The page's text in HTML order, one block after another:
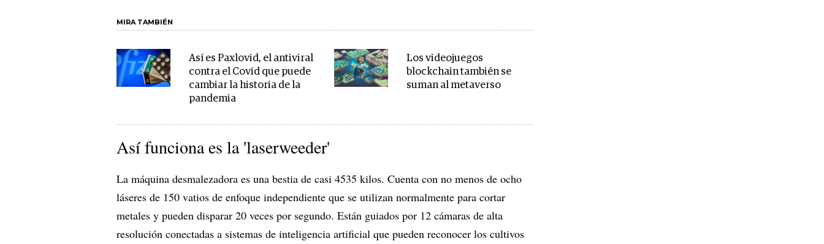
MIRA TAMBIÉN
Así es Paxlovid, el antiviral
contra el Covid que puede
cambiar la historia de la
pandemia
Los videojuegos
blockchain también se
suman al metaverso
Así funciona es la 'laserweeder'
La máquina desmalezadora es una bestia de casi 4535 kilos. Cuenta con no menos de ocho
láseres de 150 vatios de enfoque independiente que se utilizan normalmente para cortar
metales y pueden disparar 20 veces por segundo. Están guiados por 12 cámaras de alta
resolución conectadas a sistemas de inteligencia artificial que pueden reconocer los cultivos